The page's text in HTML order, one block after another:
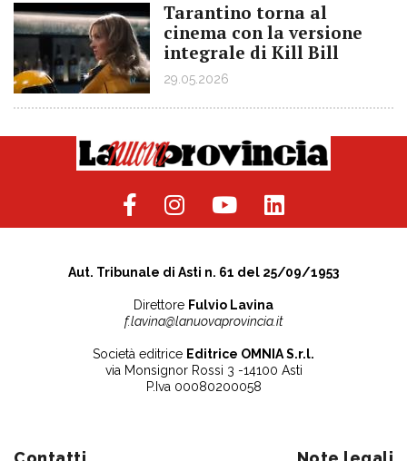
Tarantino torna al
cinema con la versione
integrale di Kill Bill
29.05.2026
Aut. Tribunale di Asti n. 61 del 25/09/1953
Direttore Fulvio Lavina
f.lavina@lanuovaprovincia.it
Società editrice Editrice OMNIA S.r.l.
via Monsignor Rossi 3 -14100 Asti
P.Iva 00080200058